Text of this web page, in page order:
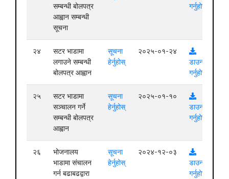
सम्बन्धी बोलपत्र
आह्वान सम्बन्धी
सूचना
गर्नुहोस्
२४
सटर भाडामा
लगाउने सम्बन्धी
बोलपत्र आह्वान
सूचना
हेर्नुहोस्
२०२५-०१-२४
डाउनलोड
गर्नुहोस्
२५
सटर भाडामा
सञ्चालन गर्ने
सम्बन्धी बोलपत्र
आह्वान
सूचना
हेर्नुहोस्
२०२५-०१-१०
डाउनलोड
गर्नुहोस्
२६
भोजनालय
भाडामा संचालन
गर्न बढाबढद्वारा
सूचना
हेर्नुहोस्
२०२४-१२-०३
डाउनलोड
गर्नुहोस्